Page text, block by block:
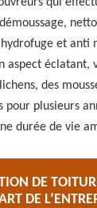
et anti
aspect éclatant,
des
pour plusieurs
durée de vie
DE
DE